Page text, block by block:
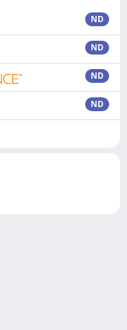
ND
ND
ND
ND